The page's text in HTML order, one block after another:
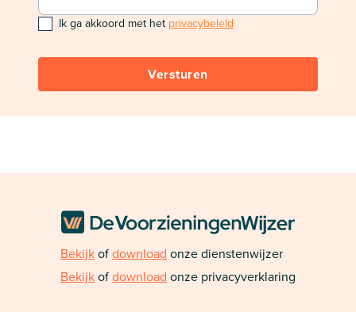
Ik ga akkoord met het privacybeleid
Bekijkofdownload onze dienstenwijzer
Bekijkofdownload onze privacyverklaring